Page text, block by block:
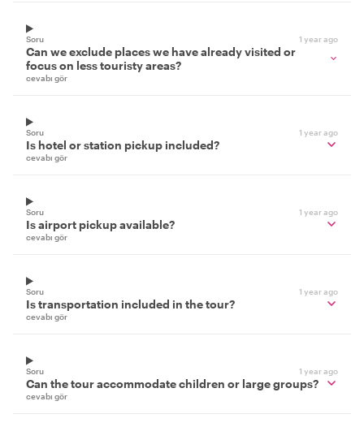
Soru 1 year ago
Can we exclude places we have already visited or
focus on less touristy areas?
cevabı gör
Soru 1 year ago
Is hotel or station pickup included?
cevabı gör
Soru 1 year ago
Is airport pickup available?
cevabı gör
Soru 1 year ago
Is transportation included in the tour?
cevabı gör
Soru 1 year ago
Can the tour accommodate children or large groups?
cevabı gör